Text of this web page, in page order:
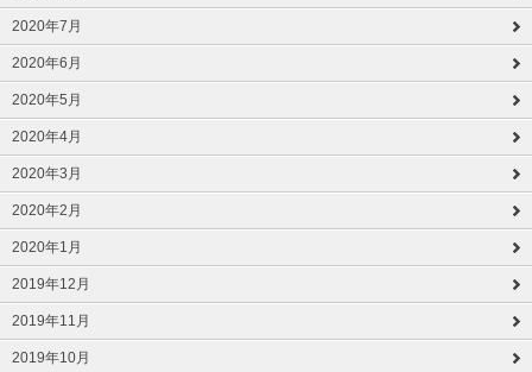
2020年7月
2020年6月
2020年5月
2020年4月
2020年3月
2020年2月
2020年1月
2019年12月
2019年11月
2019年10月